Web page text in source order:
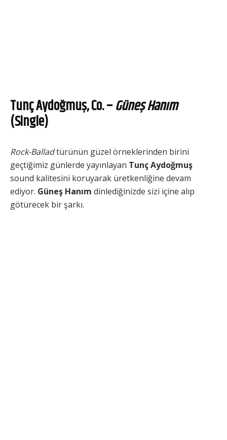
Tunç Aydoğmuş, Co. –Güneş Hanım
(Single)
Rock-Balladtürünün güzel örneklerinden birini
geçtiğimiz günlerde yayınlayan Tunç Aydoğmuş
sound kalitesini koruyarak üretkenliğine devam
ediyor. Güneş Hanım dinlediğinizde sizi içine alıp
götürecek bir şarkı.